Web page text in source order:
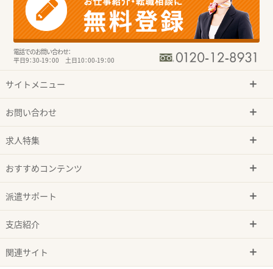
電話でのお問い合わせ：
平日9：30-19：00 土日10：00-19：00
サイトメニュー
お問い合わせ
求人特集
おすすめコンテンツ
派遣サポート
支店紹介
関連サイト